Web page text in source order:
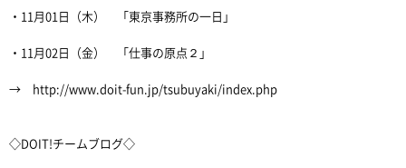
・11月01日（木） 「東京事務所の一日」
・11月02日（金） 「仕事の原点２」
→ http://www.doit-fun.jp/tsubuyaki/index.php
◇DOIT!チームブログ◇